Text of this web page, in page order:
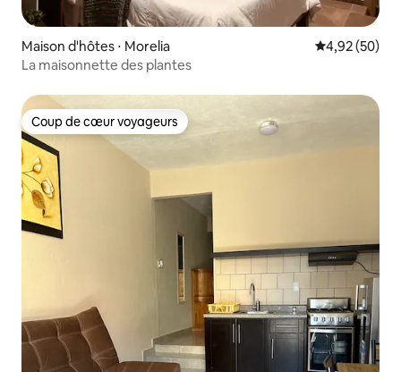
Maison d'hôtes ⋅ Morelia Évaluation
4,92 (50)
La maisonnette des plantes
Coup de cœur voyageurs
Coup de cœur voyageurs